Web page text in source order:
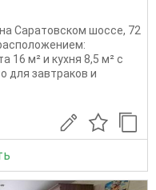
Саратовском шоссе, 72
16 м² и кухня 8,5 м² с
для завтраков и